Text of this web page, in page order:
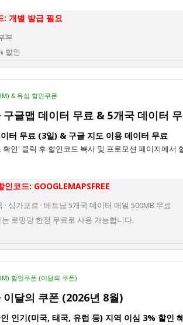
: 개별 발급 필요
부
할인
& 유심 할인쿠폰
구글맵 데이터 무료 & 5개국 데이터
터 무료 (3일) & 구글 지도 이용 데이터 무료
확인' 클릭 후 할인코드 복사 및 프로모션 페이지에서
코드: GOOGLEMAPSFREE
· 싱가포르 · 베트남 5개국 데이터 매일 500MB 무료
로밍망 한정 무료로 사용 가능합니다.
할인쿠폰 (이달의 쿠폰)
이달의 쿠폰 (2026년 8월)
인기(미국, 태국, 유럽 등) 지역 이심 3% 할인